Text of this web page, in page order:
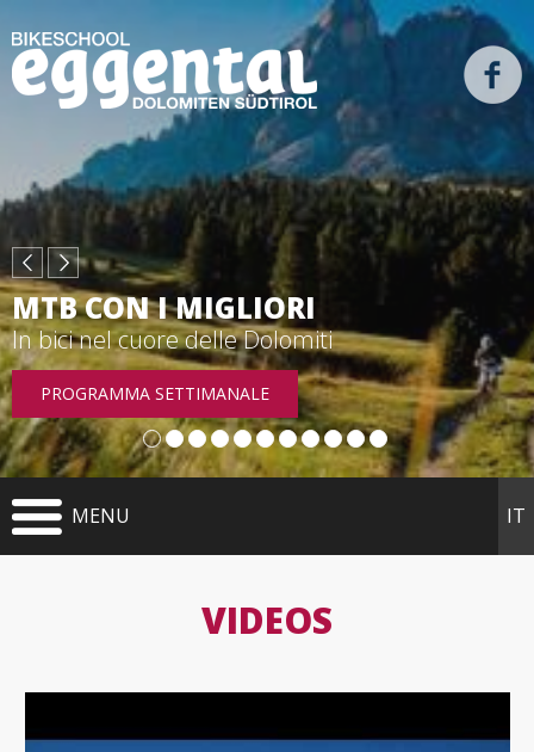
MTB CON I MIGLIORI
In bici nel cuore delle Dolomiti
PROGRAMMA SETTIMANALE
IN SELLA ALLA BICI DA CORSA
Dolomiti
TOUR IN BICI DA CORSA
IT
MENU
VIDEOS